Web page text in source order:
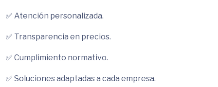
✅ Atención personalizada.
✅ Transparencia en precios.
✅ Cumplimiento normativo.
✅ Soluciones adaptadas a cada empresa.